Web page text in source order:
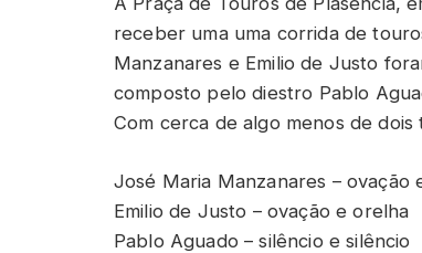
receber uma uma corrida de
Manzanares e Emilio de Justo
composto pelo diestro Pablo
Com cerca de algo menos de
José Maria Manzanares – ovação
Emilio de Justo – ovação e orelha
Pablo Aguado – silêncio e silêncio